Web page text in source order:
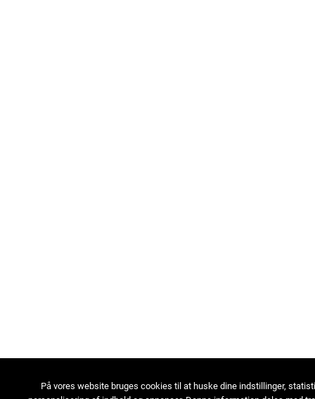
På vores website bruges cookies til at huske dine indstillinger,